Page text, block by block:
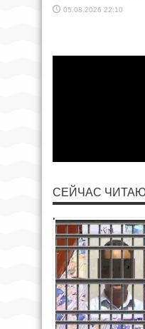
05.08.2026 22:10
СЕЙЧАС